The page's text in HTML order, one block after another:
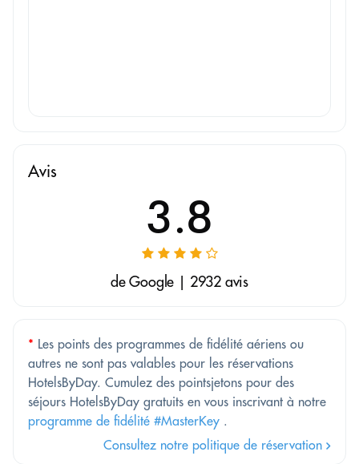
Avis
3.8
de Google | 2932 avis
* Les points des programmes de fidélité aériens ou
autres ne sont pas valables pour les réservations
HotelsByDay. Cumulez des pointsjetons pour des
séjours HotelsByDay gratuits en vous inscrivant à notre
programme de fidélité #MasterKey .
Consultez notre politique de réservation